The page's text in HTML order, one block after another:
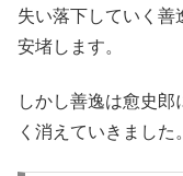
失い落下していく善
安堵します。
しかし善逸は愈史
く消えていきました。